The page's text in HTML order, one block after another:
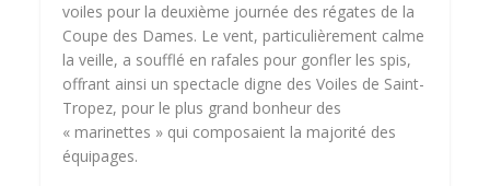
voiles pour la deuxième journée des régates de la
Coupe des Dames. Le vent, particulièrement calme
la veille, a soufflé en rafales pour gonfler les spis,
offrant ainsi un spectacle digne des Voiles de Saint-
Tropez, pour le plus grand bonheur des
« marinettes » qui composaient la majorité des
équipages.